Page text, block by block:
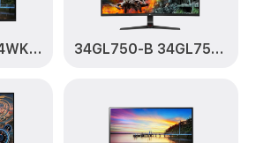
34WK650-W [34WK650-W.ARUZ] 34GL750-B 34GL750-B